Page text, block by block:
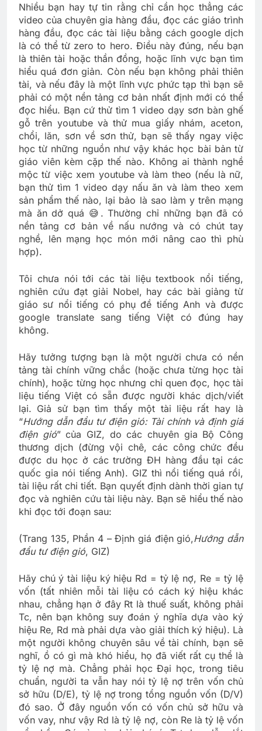
Nhiều bạn hay tự tin rằng chỉ cần học thẳng các
video của chuyên gia hàng đầu, đọc các giáo trình
hàng đầu, đọc các tài liệu bằng cách google dịch
là có thể từ zero to hero. Điều này đúng, nếu bạn
là thiên tài hoặc thần đồng, hoặc lĩnh vực bạn tìm
hiểu quá đơn giản. Còn nếu bạn không phải thiên
tài, và nếu đây là một lĩnh vực phức tạp thì bạn sẽ
phải có một nền tảng cơ bản nhất định mới có thể
đọc hiểu. Bạn cứ thử tìm 1 video dạy sơn bàn ghế
gỗ trên youtube và thử mua giấy nhám, aceton,
chổi, lăn, sơn về sơn thử, bạn sẽ thấy ngay việc
học từ những nguồn như vậy khác học bài bản từ
giáo viên kèm cặp thế nào. Không ai thành nghề
mộc từ việc xem youtube và làm theo (nếu là nữ,
bạn thử tìm 1 video dạy nấu ăn và làm theo xem
sản phẩm thế nào, lại bảo là sao làm y trên mạng
mà ăn dở quá 😅. Thường chỉ những bạn đã có
nền tảng cơ bản về nấu nướng và có chút tay
nghề, lên mạng học món mới nâng cao thì phù
hợp).
Tôi chưa nói tới các tài liệu textbook nổi tiếng,
nghiên cứu đạt giải Nobel, hay các bài giảng từ
giáo sư nổi tiếng có phụ đề tiếng Anh và được
google translate sang tiếng Việt có đúng hay
không.
Hãy tưởng tượng bạn là một người chưa có nền
tảng tài chính vững chắc (hoặc chưa từng học tài
chính), hoặc từng học nhưng chỉ quen đọc, học tài
liệu tiếng Việt có sẵn được người khác dịch/viết
lại. Giả sử bạn tìm thấy một tài liệu rất hay là
“Hướng dẫn đầu tư điện gió: Tài chính và định giá
điện gió” của GIZ, do các chuyên gia Bộ Công
thương dịch (đừng vội chê, các công chức đều
được du học ở các trường ĐH hàng đầu tại các
quốc gia nói tiếng Anh). GIZ thì nổi tiếng quá rồi,
tài liệu rất chi tiết. Bạn quyết định dành thời gian tự
đọc và nghiên cứu tài liệu này. Bạn sẽ hiểu thế nào
khi đọc tới đoạn sau:
(Trang 135, Phần 4 – Định giá điện gió,Hướng dẫn
đầu tư điện gió, GIZ)
Hãy chú ý tài liệu ký hiệu Rd = tỷ lệ nợ, Re = tỷ lệ
vốn (tất nhiên mỗi tài liệu có cách ký hiệu khác
nhau, chẳng hạn ở đây Rt là thuế suất, không phải
Tc, nên bạn không suy đoán ý nghĩa dựa vào ký
hiệu Re, Rd mà phải dựa vào giải thích ký hiệu). Là
một người không chuyên sâu về tài chính, bạn sẽ
nghĩ, ồ có gì mà khó hiểu, họ đã viết rất cụ thể là
tỷ lệ nợ mà. Chẳng phải học Đại học, trong tiêu
chuẩn, người ta vẫn hay nói tỷ lệ nợ trên vốn chủ
sở hữu (D/E), tỷ lệ nợ trong tổng nguồn vốn (D/V)
đó sao. Ở đây nguồn vốn có vốn chủ sở hữu và
vốn vay, như vậy Rd là tỷ lệ nợ, còn Re là tỷ lệ vốn